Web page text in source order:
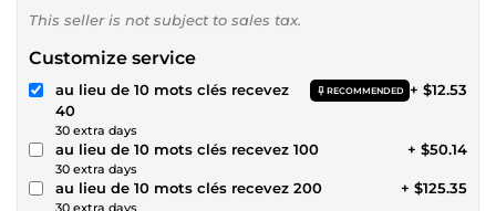
This seller is not subject to sales tax.
Customize service
au lieu de 10 mots clés recevez
40
RECOMMENDED
30 extra days
+ $12.53
au lieu de 10 mots clés recevez 100
30 extra days
+ $50.14
au lieu de 10 mots clés recevez 200
30 extra days
+ $125.35